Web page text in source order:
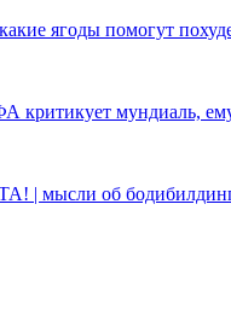
ягоды помогут
критикует мундиаль,
мысли об